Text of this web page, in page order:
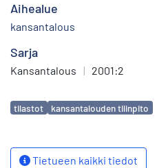
Aihealue
kansantalous
Sarja
Kansantalous | 2001:2
Avainsanat
tilastot kansantalouden tilinpito
Tietueen kaikki tiedot